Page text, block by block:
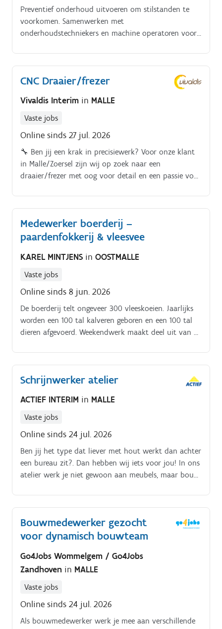
personeelsplanningversterken van het
werkgeversmerk. Beloning & HR Operationsbeheren
van beloningsbeleid en afstemming met
volledige employee lifecycle en HR-processenadviseren
over complexe HR-vraagstukken en naleving van
wet- en regelgevingaanspreekpunt voor medewerkers,
management en OR, binnen een matrixorganisatie
Preventief onderhoud uitvoeren om stilstanden te
voorkomen. Samenwerken met
onderhoudstechniekers en machine operatoren voor
CNC Draaier/frezer
Vivaldis Interim in MALLE
Vaste jobs
Online sinds 27 jul. 2026
🔧 Ben jij een krak in precisiewerk? Voor onze klant
in Malle/Zoersel zijn wij op zoek naar een
draaier/frezer met oog voor detail en een passie voor
Medewerker boerderij –
paardenfokkerij & vleesvee
KAREL MINTJENS in OOSTMALLE
Vaste jobs
Online sinds 8 jun. 2026
De boerderij telt ongeveer 300 vleeskoeien. Jaarlijks
worden een 100 tal kalveren geboren en een 100 tal
dieren afgevoerd. Weekendwerk maakt deel uit van de
van het jaar zijn drukker dan andere.
Schrijnwerker atelier
ACTIEF INTERIM in MALLE
Vaste jobs
Online sinds 24 jul. 2026
Ben jij het type dat liever met hout werkt dan achter
een bureau zit?. Dan hebben wij iets voor jou! In ons
atelier werk je niet gewoon aan meubels, maar bouw
én een fijne werksfeer Je komt terecht in een team
waar iedereen elkaar kent, waar gelachen wordt én
waar je werk gewaardeerd wordt.
Bouwmedewerker gezocht
voor dynamisch bouwteam
Go4Jobs Wommelgem / Go4Jobs
Zandhoven in MALLE
Vaste jobs
Online sinds 24 jul. 2026
Als bouwmedewerker werk je mee aan verschillende